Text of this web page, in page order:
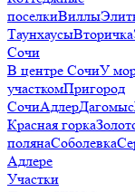
поселкиВиллы
ТаунхаусыВторичка
Сочи
В центре СочиУ
участкомПригород
СочиАдлерДагомыс
Красная горка
полянаСоболевка
Адлере
Участки